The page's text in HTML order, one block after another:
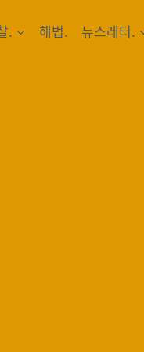
. 해법. 뉴스레터.